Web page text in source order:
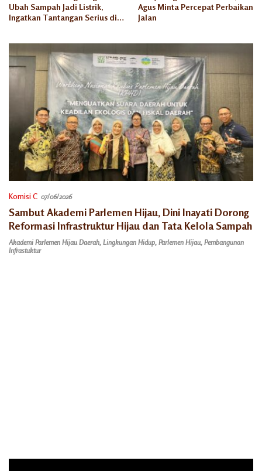
Ubah Sampah Jadi Listrik,
Ingatkan Tantangan Serius di
Agus Minta Percepat Perbaikan
Jalan
Komisi C 07/06/2026
Sambut Akademi Parlemen Hijau, Dini Inayati Dorong
Reformasi Infrastruktur Hijau dan Tata Kelola Sampah
Akademi Parlemen Hijau Daerah, Lingkungan Hidup, Parlemen Hijau, Pembangunan
Infrastuktur